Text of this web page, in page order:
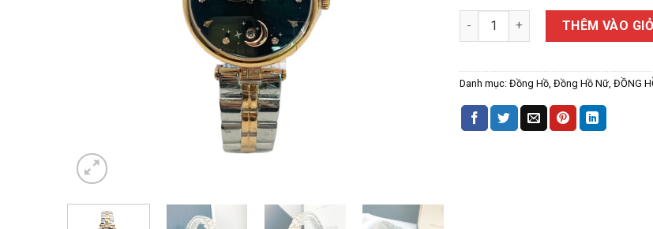
ĐỒNG HỒ NỮ STARKE SK116AL số
THÊM VÀO
Danh mục:Đồng Hồ ,Đồng Hồ Nữ ,ĐỒNG